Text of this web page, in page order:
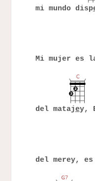
mi mundo disp
Mi mujer es
del matajey,
del merey, es